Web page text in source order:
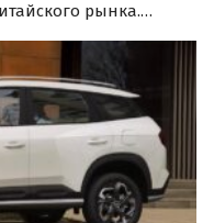
рынка.
на них на одном из
000 рублей…